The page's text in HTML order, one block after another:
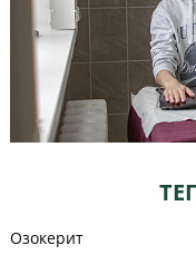
Озокерит